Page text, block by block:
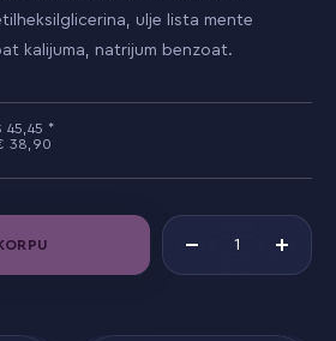
ulje lista mente
kalijuma, natrijum benzoat.
45,45
38,90